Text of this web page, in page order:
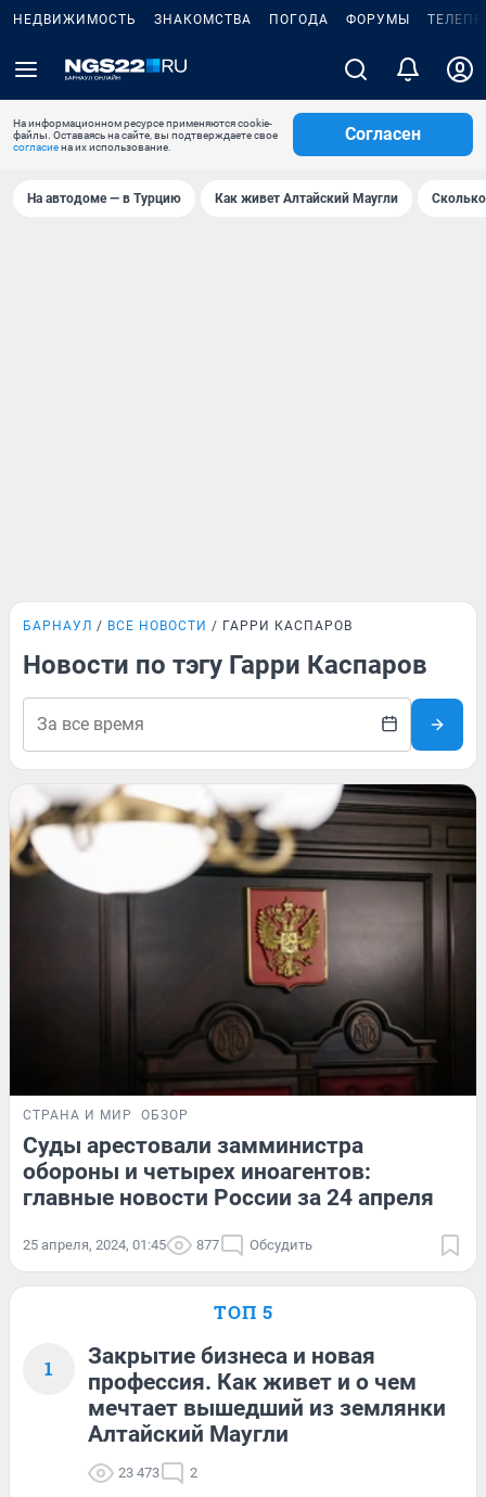
НЕДВИЖИМОСТЬ ЗНАКОМСТВА ПОГОДА ФОРУМЫ
На информационном ресурсе применяются cookie-
файлы. Оставаясь на сайте, вы подтверждаете свое
согласиена их использование.
Согласен
На автодоме — в Турцию Как живет Алтайский Маугли
БАРНАУЛ ВСЕ НОВОСТИ ГАРРИ КАСПАРОВ
Новости по тэгу Гарри Каспаров
СТРАНА И МИР ОБЗОР
Суды арестовали замминистра
обороны и четырех иноагентов:
главные новости России за 24 апреля
25 апреля, 2024, 01:45 877 Обсудить
ТОП 5
1
Закрытие бизнеса и новая
профессия. Как живет и о чем
мечтает вышедший из землянки
Алтайский Маугли
23 473 2